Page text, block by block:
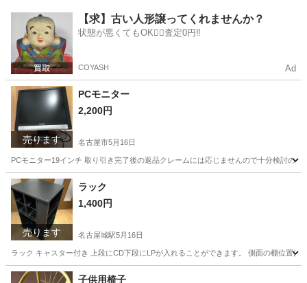
名古屋市 子供用品
【求】古い人形譲ってくれませんか？
状態が悪くてもOK🙆‍♀️査定0円‼️
COYASH Ad
売ります
PCモニター
2,200円
名古屋市5月16日
PCモニター19インチ 取り引き完了後の返品クレームには応じませんので十分検討の
愛知 名古屋市 パソコン
売ります
ラック
1,400円
名古屋城駅5月16日
ラック キャスター付き 上段にCD下段にLPが入れることができます。 側面の棚位置
愛知 名古屋市 名古屋城駅
子供用椅子